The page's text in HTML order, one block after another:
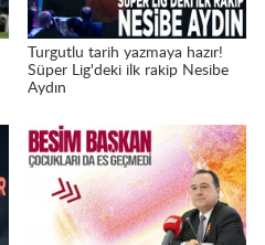
Turgutlu tarih yazmaya hazır!
Süper Lig'deki ilk rakip Nesibe
Aydın